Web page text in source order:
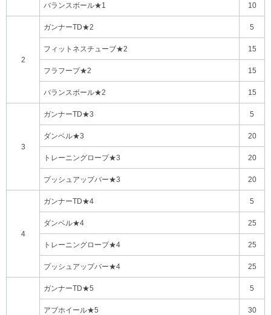
バランスボール★1 10
2
ガンナーTD★2 5
フィットネスチューブ★2 15
フラフープ★2 15
バランスボール★2 15
3
ガンナーTD★3 5
ダンベル★3 20
トレーニングロープ★3 20
プッシュアップバー★3 20
4
ガンナーTD★4 5
ダンベル★4 25
トレーニングロープ★4 25
プッシュアップバー★4 25
ガンナーTD★5 5
アブホイール★5 30